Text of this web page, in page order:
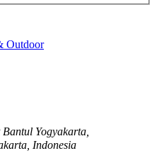
Outdoor
Yogyakarta,
Indonesia